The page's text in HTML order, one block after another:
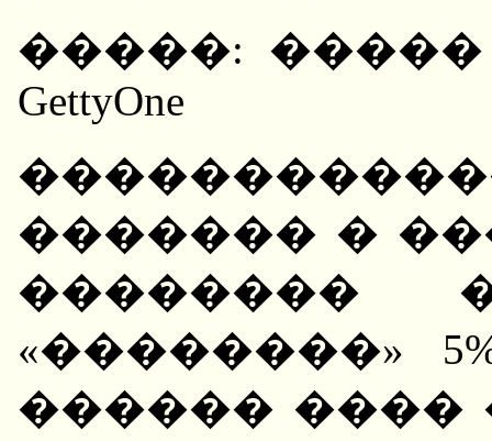
�����:
GettyOne
������� �
��������
«��������»
������ ����